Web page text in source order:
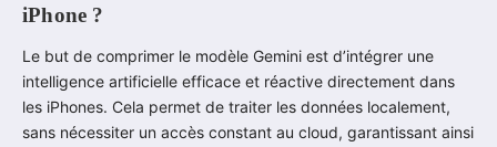
iPhone ?
Le but de comprimer le modèle Gemini est d’intégrer une
intelligence artificielle efficace et réactive directement dans
les iPhones. Cela permet de traiter les données localement,
sans nécessiter un accès constant au cloud, garantissant ainsi